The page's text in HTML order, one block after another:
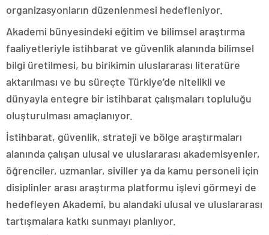
organizasyonların düzenlenmesi hedefleniyor.
Akademi bünyesindeki eğitim ve bilimsel araştırma
faaliyetleriyle istihbarat ve güvenlik alanında bilimsel
bilgi üretilmesi, bu birikimin uluslararası literatüre
aktarılması ve bu süreçte Türkiye’de nitelikli ve
dünyayla entegre bir istihbarat çalışmaları topluluğu
oluşturulması amaçlanıyor.
İstihbarat, güvenlik, strateji ve bölge araştırmaları
alanında çalışan ulusal ve uluslararası akademisyenler,
öğrenciler, uzmanlar, siviller ya da kamu personeli için
disiplinler arası araştırma platformu işlevi görmeyi de
hedefleyen Akademi, bu alandaki ulusal ve uluslararası
tartışmalara katkı sunmayı planlıyor.